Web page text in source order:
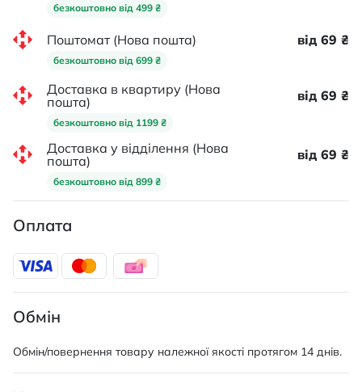
безкоштовно від 499 ₴
Поштомат (Нова пошта)
безкоштовно від 699 ₴
від 69 ₴
Доставка в квартиру (Нова
пошта)
безкоштовно від 1199 ₴
від 69 ₴
Доставка у відділення (Нова
пошта)
безкоштовно від 899 ₴
від 69 ₴
Оплата
Обмін
Обмін/повернення товару належної якості протягом 14 днів.